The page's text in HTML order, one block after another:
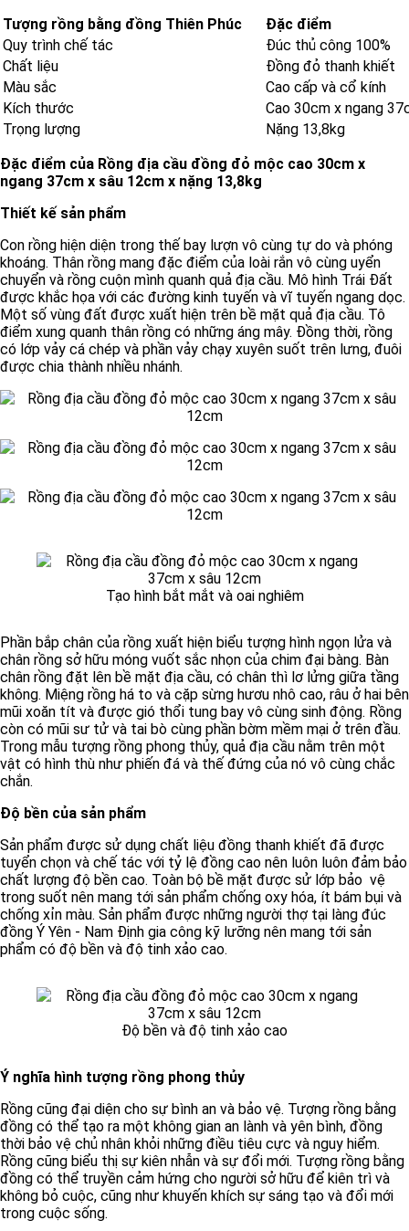
Tượng rồng bằng đồng Thiên Phúc
Đặc điểm
Quy trình chế tác
Đúc thủ công 100%
Chất liệu
Đồng đỏ thanh khiết
Màu sắc
Cao cấp và cổ kính
Kích thước
Cao 30cm x ngang
Trọng lượng
Nặng 13,8kg
Đặc điểm của Rồng địa cầu đồng đỏ mộc cao 30cm x
ngang 37cm x sâu 12cm x nặng 13,8kg
Thiết kế sản phẩm
Con rồng hiện diện trong thế bay lượn vô cùng tự do và phóng
khoáng. Thân rồng mang đặc điểm của loài rắn vô cùng uyển
chuyển và rồng cuộn mình quanh quả địa cầu. Mô hình Trái Đất
được khắc họa với các đường kinh tuyến và vĩ tuyến ngang dọc.
Một số vùng đất được xuất hiện trên bề mặt quả địa cầu. Tô
điểm xung quanh thân rồng có những áng mây. Đồng thời, rồng
có lớp vảy cá chép và phần vảy chạy xuyên suốt trên lưng, đuôi
được chia thành nhiều nhánh.
Tạo hình bắt mắt và oai nghiêm
Phần bắp chân của rồng xuất hiện biểu tượng hình ngọn lửa và
chân rồng sở hữu móng vuốt sắc nhọn của chim đại bàng. Bàn
chân rồng đặt lên bề mặt địa cầu, có chân thì lơ lửng giữa tầng
không. Miệng rồng há to và cặp sừng hươu nhô cao, râu ở hai bên
mũi xoăn tít và được gió thổi tung bay vô cùng sinh động. Rồng
còn có mũi sư tử và tai bò cùng phần bờm mềm mại ở trên đầu.
Trong mẫu tượng rồng phong thủy, quả địa cầu nằm trên một
vật có hình thù như phiến đá và thế đứng của nó vô cùng chắc
chắn.
Độ bền của sản phẩm
Sản phẩm được sử dụng chất liệu đồng thanh khiết đã được
tuyển chọn và chế tác với tỷ lệ đồng cao nên luôn luôn đảm bảo
chất lượng độ bền cao. Toàn bộ bề mặt được sử lớp bảo vệ
trong suốt nên mang tới sản phẩm chống oxy hóa, ít bám bụi và
chống xỉn màu. Sản phẩm được những người thợ tại làng đúc
đồng Ý Yên - Nam Định gia công kỹ lưỡng nên mang tới sản
phẩm có độ bền và độ tinh xảo cao.
Độ bền và độ tinh xảo cao
Ý nghĩa hình tượng rồng phong thủy
Rồng cũng đại diện cho sự bình an và bảo vệ. Tượng rồng bằng
đồng có thể tạo ra một không gian an lành và yên bình, đồng
thời bảo vệ chủ nhân khỏi những điều tiêu cực và nguy hiểm.
Rồng cũng biểu thị sự kiên nhẫn và sự đổi mới. Tượng rồng bằng
đồng có thể truyền cảm hứng cho người sở hữu để kiên trì và
không bỏ cuộc, cũng như khuyến khích sự sáng tạo và đổi mới
trong cuộc sống.